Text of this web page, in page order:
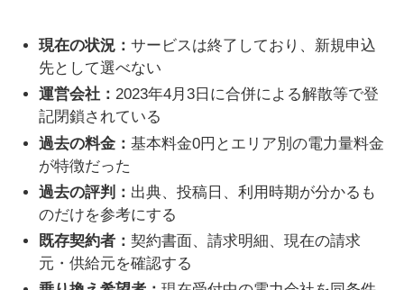
現在の状況：サービスは終了しており、新規申込
先として選べない
運営会社：2023年4月3日に合併による解散等で登
記閉鎖されている
過去の料金：基本料金0円とエリア別の電力量料金
が特徴だった
過去の評判： 出典、投稿日、利用時期が分かるも
のだけを参考にする
既存契約者：契約書面、請求明細、現在の請求
元・供給元を確認する